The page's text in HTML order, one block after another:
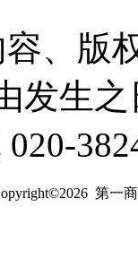
、版
发生
第一